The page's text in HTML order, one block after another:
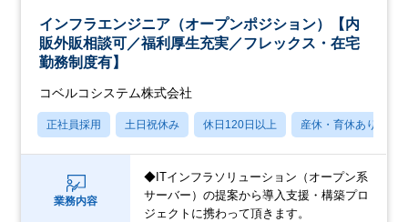
インフラエンジニア（オープンポジション）【内
販外販相談可／福利厚生充実／フレックス・在宅
勤務制度有】
コベルコシステム株式会社
正社員採用 土日祝休み 休日120日以上 産休・育休あり
業務内容
◆ITインフラソリューション（オープン系
サーバー）の提案から導入支援・構築プロ
ジェクトに携わって頂きます。